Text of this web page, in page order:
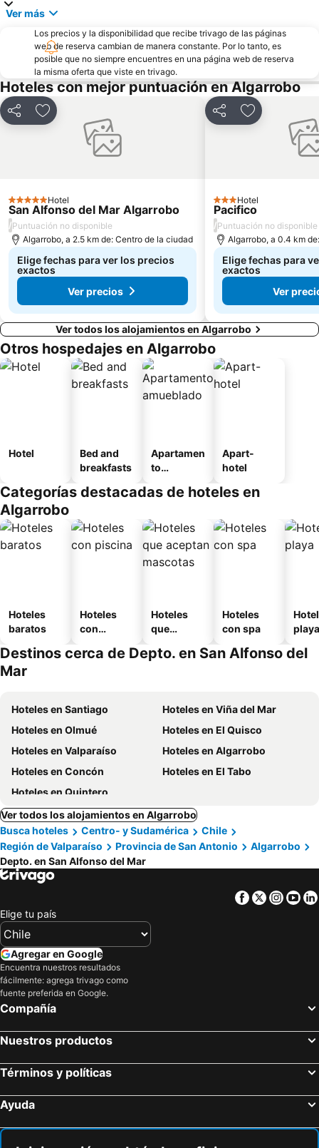
Club Viña del Mar
Aeropuerto Viña del Mar
Laguna Sausalito
Casa Museo de Pablo Neruda
Las Salinas
Iglesia Santa Teresita
Plaza Libertador Bernardo OHiggins
Arco Británico
Islote Peñablanca
Parque Italia
Castillo Wulff
Museo de Arqueologia e Historia Francisco Fonck
Ver más
Los precios y la disponibilidad que recibe trivago de las páginas
web de reserva cambian de manera constante. Por lo tanto, es
posible que no siempre encuentres en una página web de reserva
la misma oferta que viste en trivago.
Hoteles con mejor puntuación en Algarrobo
CompartirAgregar a favoritos
5 EstrellasHotel
San Alfonso del Mar Algarrobo
/Puntuación no disponible
Algarrobo, a 2.5 km de: Centro de la ciudad
Elige fechas para ver los precios
exactos
Ver precios
CompartirAgregar a
3 Estrellas
Hotel
Pacifico
/Puntuación no disponible
Algarrobo, a 0.4 km
Elige fechas para
exactos
Ver
Ver todos los alojamientos en Algarrobo
Otros hospedajes en Algarrobo
Hotel
Bed and
breakfasts
Apartamen
to
o
Apart-
hotel
Categorías destacadas de hoteles en
Algarrobo
Hoteles
baratos
Hoteles
con
Hoteles
que
mascotas
Hoteles
con spa
playa
Destinos cerca de Depto. en San Alfonso del
Mar
Hoteles en Santiago
Hoteles en Viña del Mar
Hoteles en Olmué
Hoteles en El Quisco
Hoteles en Valparaíso
Hoteles en Algarrobo
Hoteles en Concón
Hoteles en El Tabo
Hoteles en Quintero
Ver todos los alojamientos en Algarrobo
Busca hoteles
Centro- y Sudamérica
Chile
Región de Valparaíso
Provincia de San Antonio
Algarrobo
Depto. en San Alfonso del Mar
Facebook
Twitter
Elige tu país
Agregar en Google
Encuentra nuestros resultados
fácilmente: agrega trivago como
fuente preferida en Google.
Compañía
Nuestros productos
Términos y políticas
Ayuda